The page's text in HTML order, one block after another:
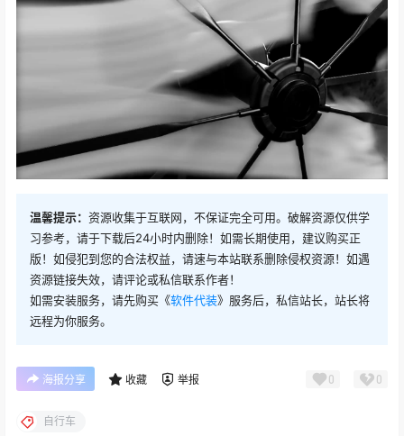
温馨提示： 资源收集于互联网，不保证完全可用。破解资源仅供学
习参考，请于下载后24小时内删除！如需长期使用，建议购买正
版！如侵犯到您的合法权益，请速与本站联系删除侵权资源！如遇
资源链接失效，请评论或私信联系作者！
如需安装服务，请先购买《软件代装》服务后，私信站长，站长将
远程为你服务。
海报分享 收藏 举报 0 0
自行车